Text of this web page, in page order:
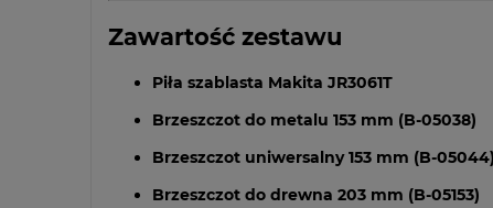
Zawartość zestawu
Piła szablasta Makita JR3061T
Brzeszczot do metalu 153 mm (B-05038)
Brzeszczot uniwersalny 153 mm (B-05044)
Brzeszczot do drewna 203 mm (B-05153)